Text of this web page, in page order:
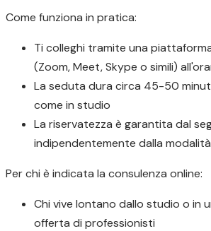
Come funziona in pratica:
Ti colleghi tramite una
(Zoom, Meet, Skype o simili)
La seduta dura circa 45-50
come in studio
La riservatezza è garantita dal
indipendentemente dalla modalità
Per chi è indicata la consulenza online:
Chi vive lontano dallo studio o in
offerta di professionisti